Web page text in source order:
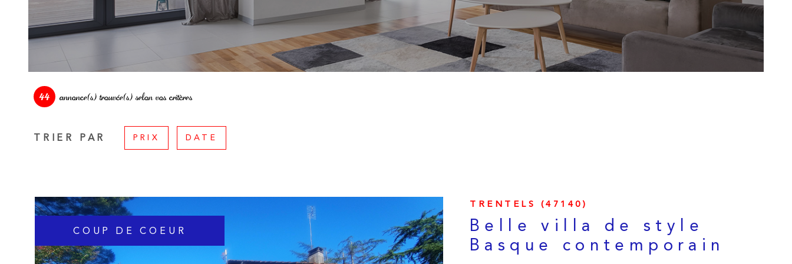
ESTIMATION
ALERTE E-
44 annonce(s) trouvée(s) selon vos critères
TRIER PAR PRIX DATE
TRENTELS (47140)
Belle villa de style
Basque contemporain
COUP DE COEUR